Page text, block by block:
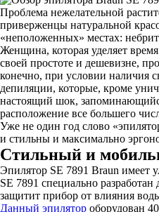
Проблема нежелательной
приверженцы натуральной
«неположенных» местах:
Женщина, которая уделяет
своей простоте и дешевизне,
конечно, при условии наличия
депиляции, которые, кроме
настоящий шок,
расположение все большего
Уже не один год слово
и стильны и максимально
Стильный и
Эпилятор SE 7891 Braun имеет
SE 7891 специально
защитит прибор от влияния
Данный эпилятор оборудован